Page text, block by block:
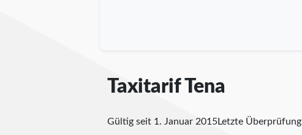
Taxitarif Tena
Gültig seit 1. Januar 2015Letzte Überprüfung